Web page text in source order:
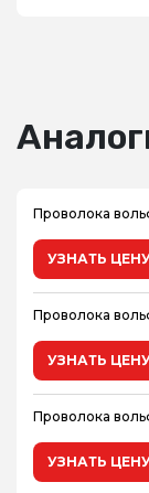
Проволока
УЗНАТЬ
Проволока
УЗНАТЬ
Проволока
УЗНАТЬ